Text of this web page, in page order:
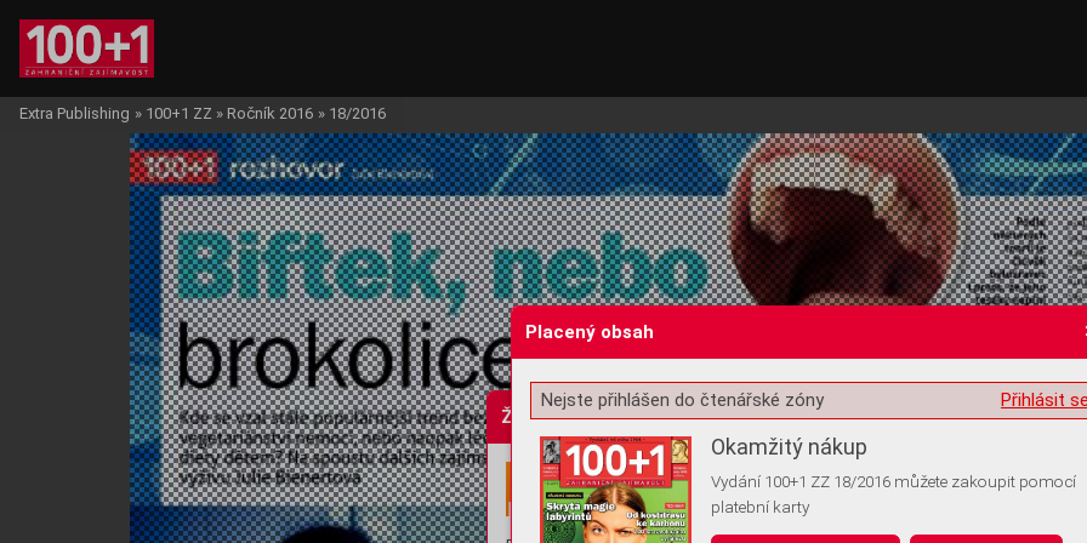
Žádost o souhlas s ukládáním volitelných informací
Extra Publishing » 100+1 ZZ » Ročník 2016 » 18/2016
Placený obsah
Přihlásit
Nejste přihlášen do čtenářské zóny
Okamžitý nákup
Vydání 100+1 ZZ 18/2016 můžete zakoupit pomocí
platební karty